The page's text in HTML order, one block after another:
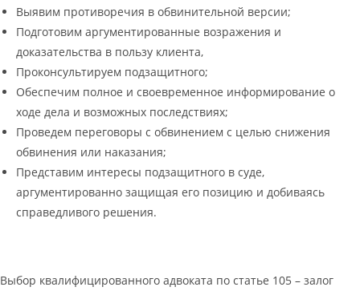
Выявим противоречия в обвинительной версии;
Подготовим аргументированные возражения и
доказательства в пользу клиента,
Проконсультируем подзащитного;
Обеспечим полное и своевременное информирование о
ходе дела и возможных последствиях;
Проведем переговоры с обвинением с целью снижения
обвинения или наказания;
Представим интересы подзащитного в суде,
аргументированно защищая его позицию и добиваясь
справедливого решения.
Выбор квалифицированного адвоката по статье 105 – залог